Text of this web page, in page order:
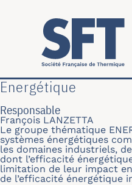
Aller au contenu principal
Energétique
Responsable
François LANZETTA
Le groupe thématique
systèmes énergétiques
les domaines industriels,
dont l’efficacité
limitation de leur impact
de l’efficacité énergétique